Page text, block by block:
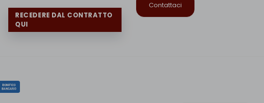
RECEDERE DAL CONTRATTO
QUI
Contattaci